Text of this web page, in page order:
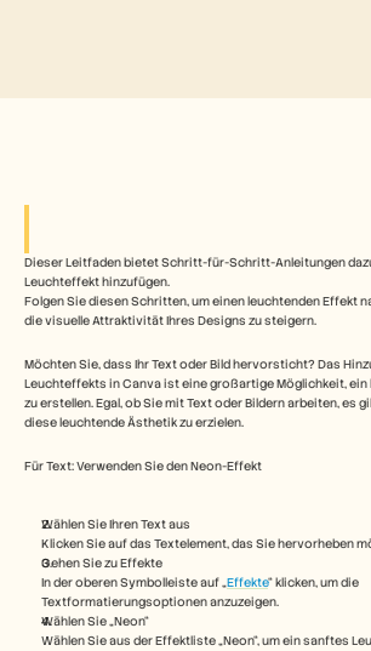
Dieser Leitfaden bietet Schritt-für-Schritt-Anleitungen
Leuchteffekt hinzufügen.
Folgen Sie diesen Schritten, um einen leuchtenden Effekt
die visuelle Attraktivität Ihres Designs zu steigern.
Möchten Sie, dass Ihr Text oder Bild hervorsticht? Das
Leuchteffekts in Canva ist eine großartige Möglichkeit, ein
zu erstellen. Egal, ob Sie mit Text oder Bildern arbeiten, es
diese leuchtende Ästhetik zu erzielen.
Für Text: Verwenden Sie den Neon-Effekt
Wählen Sie Ihren Text aus
Klicken Sie auf das Textelement, das Sie hervorheben
Gehen Sie zu Effekte
In der oberen Symbolleiste auf „Effekte“ klicken, um die
Textformatierungsoptionen anzuzeigen.
Wählen Sie „Neon“
Wählen Sie aus der Effektliste „Neon“, um ein sanftes
Kundengeschichten
Preise
Karriere
Produktmarketing
Kundenerfolg
Training